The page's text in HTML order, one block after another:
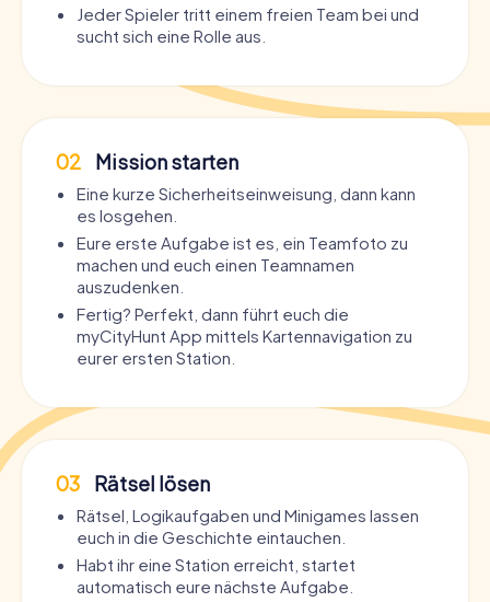
Jeder Spieler tritt einem freien Team bei und
sucht sich eine Rolle aus.
02 Mission starten
Eine kurze Sicherheitseinweisung, dann kann
es losgehen.
Eure erste Aufgabe ist es, ein Teamfoto zu
machen und euch einen Teamnamen
auszudenken.
Fertig? Perfekt, dann führt euch die
myCityHunt App mittels Kartennavigation zu
eurer ersten Station.
03 Rätsel lösen
Rätsel, Logikaufgaben und Minigames lassen
euch in die Geschichte eintauchen.
Habt ihr eine Station erreicht, startet
automatisch eure nächste Aufgabe.